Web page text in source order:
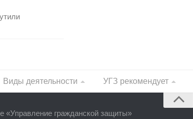
Виды деятельности УГЗ рекомендует
«Управление гражданской защиты»